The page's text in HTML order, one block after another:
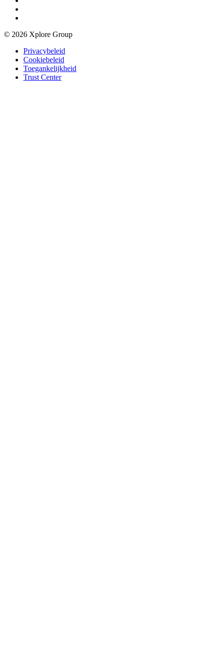
© 2026 Xplore Group
Privacybeleid
Cookiebeleid
Toegankelijkheid
Trust Center